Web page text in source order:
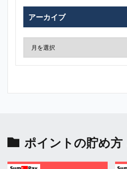
アーカイブ
ポイントの貯め方